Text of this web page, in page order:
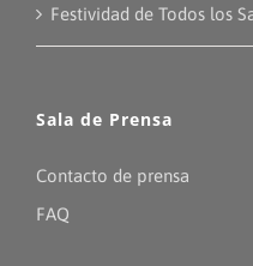
Festividad de Todos los
Sala de Prensa
Contacto de prensa
FAQ